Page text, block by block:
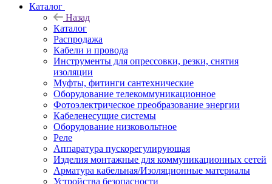
Каталог
Назад
Каталог
Распродажа
Кабели и провода
Инструменты для опрессовки, резки, снятия
изоляции
Муфты, фитинги сантехнические
Оборудование телекоммуникационное
Фотоэлектрическое преобразование энергии
Кабеленесущие системы
Оборудование низковольтное
Реле
Аппаратура пускорегулирующая
Изделия монтажные для коммуникационных сетей
Арматура кабельная/Изоляционные материалы
Устройства безопасности